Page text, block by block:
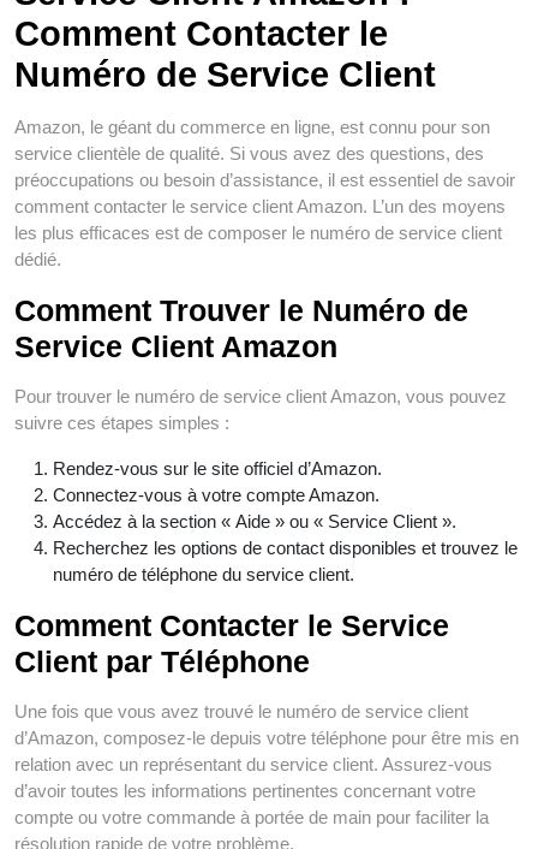
Comment Contacter le
Numéro de Service Client
Amazon, le géant du commerce en ligne, est connu pour son
service clientèle de qualité. Si vous avez des questions, des
préoccupations ou besoin d’assistance, il est essentiel de savoir
comment contacter le service client Amazon. L’un des moyens
les plus efficaces est de composer le numéro de service client
dédié.
Comment Trouver le Numéro de
Service Client Amazon
Pour trouver le numéro de service client Amazon, vous pouvez
suivre ces étapes simples :
Rendez-vous sur le site officiel d’Amazon.
Connectez-vous à votre compte Amazon.
Accédez à la section « Aide » ou « Service Client ».
Recherchez les options de contact disponibles et trouvez le
numéro de téléphone du service client.
Comment Contacter le Service
Client par Téléphone
Une fois que vous avez trouvé le numéro de service client
d’Amazon, composez-le depuis votre téléphone pour être mis en
relation avec un représentant du service client. Assurez-vous
d’avoir toutes les informations pertinentes concernant votre
compte ou votre commande à portée de main pour faciliter la
résolution rapide de votre problème.